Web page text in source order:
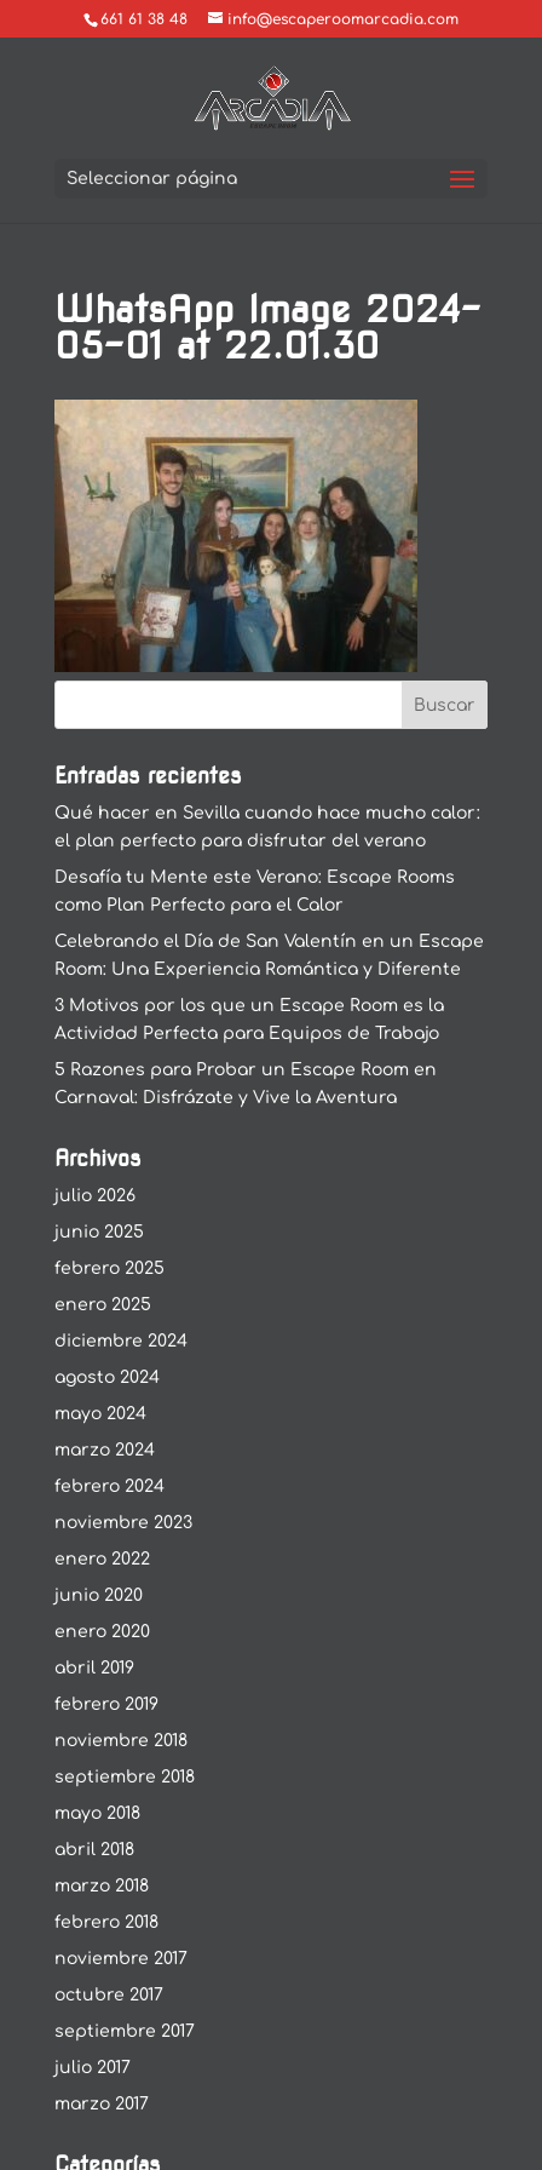
661 61 38 48 info@escaperoomarcadia.com
Seleccionar página
WhatsApp Image 2024-
05-01 at 22.01.30
Entradas recientes
Qué hacer en Sevilla cuando hace mucho calor:
el plan perfecto para disfrutar del verano
Desafía tu Mente este Verano: Escape Rooms
como Plan Perfecto para el Calor
Celebrando el Día de San Valentín en un Escape
Room: Una Experiencia Romántica y Diferente
3 Motivos por los que un Escape Room es la
Actividad Perfecta para Equipos de Trabajo
5 Razones para Probar un Escape Room en
Carnaval: Disfrázate y Vive la Aventura
Archivos
julio 2026
junio 2025
febrero 2025
enero 2025
diciembre 2024
agosto 2024
mayo 2024
marzo 2024
febrero 2024
noviembre 2023
enero 2022
junio 2020
enero 2020
abril 2019
febrero 2019
noviembre 2018
septiembre 2018
mayo 2018
abril 2018
marzo 2018
febrero 2018
noviembre 2017
octubre 2017
septiembre 2017
julio 2017
marzo 2017
Categorías